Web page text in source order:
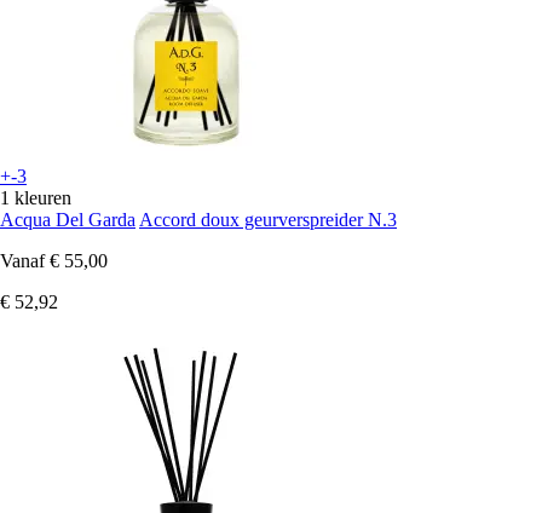
+-3
1 kleuren
Acqua Del Garda Accord doux geurverspreider N.3
Vanaf € 55,00
€ 52,92